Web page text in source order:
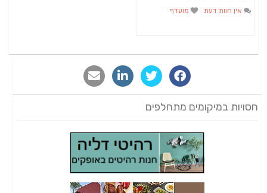
אין חוות דעת מועדף
חסויות במיקומים מתחלפים